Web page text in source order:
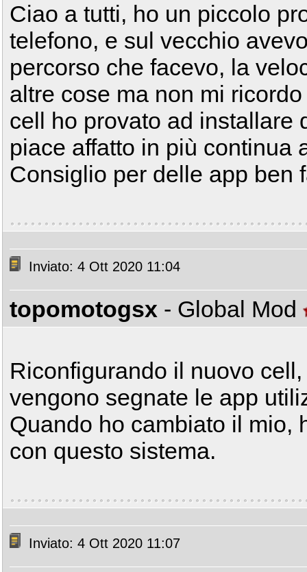
Ciao a tutti, ho un piccolo
telefono, e sul vecchio
percorso che facevo, la
altre cose ma non mi
cell ho provato ad installare
piace affatto in più continua
Consiglio per delle app ben
Inviato: 4 Ott 2020 11:04
topomotogsx - Global Mod
Riconfigurando il nuovo
vengono segnate le app
Quando ho cambiato il mio,
con questo sistema.
Inviato: 4 Ott 2020 11:07